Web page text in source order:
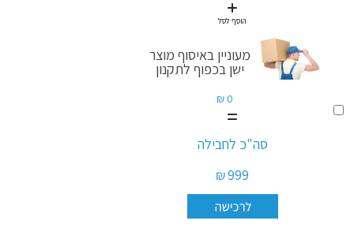
הוסף לסל
מעוניין באיסוף מוצר
ישן בכפוף לתקנון
0 ₪
הוסף
סה"כ לחבילה
999 ₪